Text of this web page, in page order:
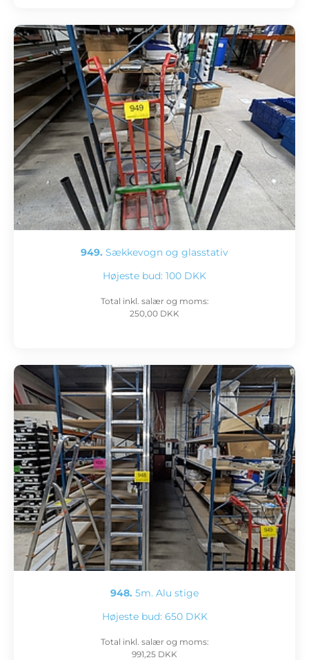
949. Sækkevogn og glasstativ
Højeste bud: 100 DKK
Total inkl. salær og moms:
250,00 DKK
948. 5m. Alu stige
Højeste bud: 650 DKK
Total inkl. salær og moms:
991,25 DKK